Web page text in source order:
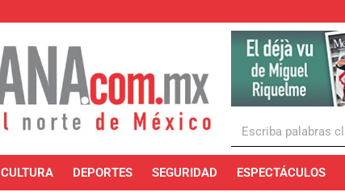
CULTURA DEPORTES SEGURIDAD ESPECTÁCULOS